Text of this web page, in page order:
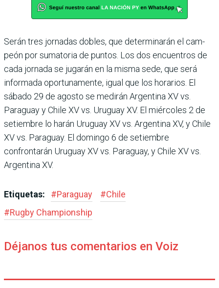
Serán tres jornadas dobles, que determinarán el cam­
peón por sumatoria de pun­tos. Los dos encuentros de
cada jornada se jugarán en la misma sede, que será
infor­mada oportunamente, igual que los horarios. El
sábado 29 de agosto se medirán Argen­tina XV vs.
Paraguay y Chile XV vs. Uruguay XV. El miér­coles 2 de
setiembre lo harán Uruguay XV vs. Argentina XV, y Chile
XV vs. Paraguay. El domingo 6 de setiembre
confrontarán Uruguay XV vs. Paraguay, y Chile XV vs.
Argentina XV.
Etiquetas: #Paraguay #Chile
#Rugby Champions­hip
Déjanos tus comentarios en Voiz